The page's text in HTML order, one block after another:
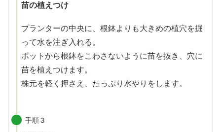
苗の植えつけ
プランターの中央に、根鉢よりも大きめの植穴を掘
って水を注ぎ入れる。
ポットから根鉢をこわさないように苗を抜き、穴に
苗を植えつけます。
株元を軽く押さえ、たっぷり水やりをします。
手順３